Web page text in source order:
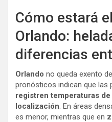
Cómo estará
Orlando:
diferencias
Orlando no queda exento
pronósticos indican que las
registren temperaturas
localización. En áreas
es menor, mientras que en